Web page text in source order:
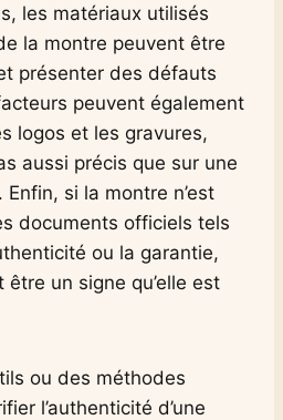
les matériaux utilisés
la montre peuvent être
présenter des défauts
peuvent également
logos et les gravures,
aussi précis que sur une
si la montre n’est
documents officiels tels
ou la garantie,
un signe qu’elle est
ou des méthodes
l’authenticité d’une